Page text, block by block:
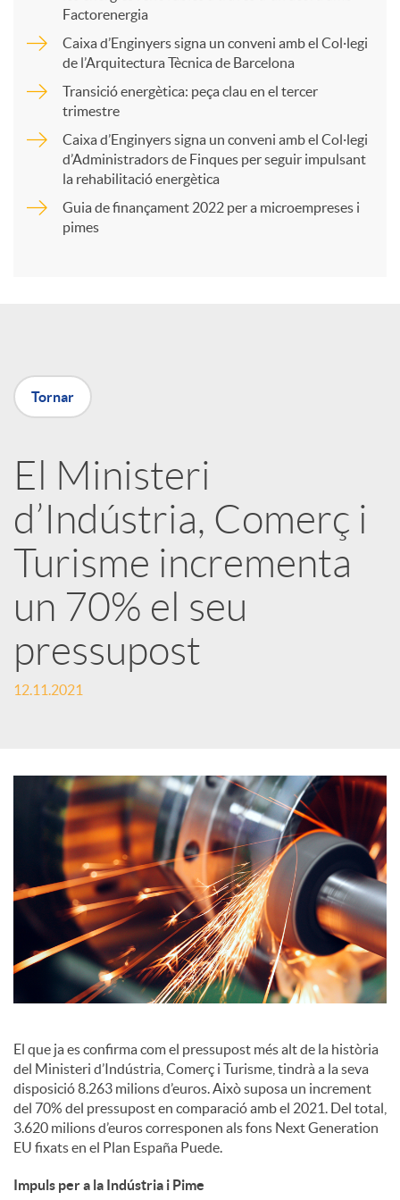
r
X
a
r
x
e
s
o
c
i
a
l
s
Factorenergia
Caixa d’Enginyers signa un conveni amb el Col·legi
de l’Arquitectura Tècnica de Barcelona
Transició energètica: peça clau en el tercer
trimestre
Caixa d’Enginyers signa un conveni amb el Col·legi
d’Administradors de Finques per seguir impulsant
la rehabilitació energètica
Guia de finançament 2022 per a microempreses i
pimes
Tornar
El Ministeri
d’Indústria, Comerç i
Turisme incrementa
un 70% el seu
pressupost
12.11.2021
El que ja es confirma com el pressupost més alt de la història
del Ministeri d’Indústria, Comerç i Turisme, tindrà a la seva
disposició 8.263 milions d’euros. Això suposa un increment
del 70% del pressupost en comparació amb el 2021. Del total,
3.620 milions d’euros corresponen als fons Next Generation
EU fixats en el Plan España Puede.
Impuls per a la Indústria i Pime